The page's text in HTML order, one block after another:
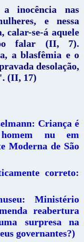
inocência nas
e nessa
calar-se-á aquele
falar (II, 7).
a blasfêmia e o
desolação,
(II, 17)
Criança é
nu em
Moderna de São
correto:
Ministério
reabertura
surpresa na
governantes?)